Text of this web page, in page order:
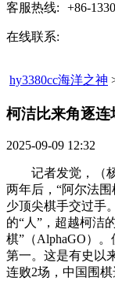
客服热线: +86-
在线联系:
hy3380cc海洋之神
柯洁比来角逐连
2025-09-09 12:32
记者发觉，（杨
两年后，“阿尔法
少顶尖棋手交过手
的“人”，超越柯洁
棋”（AlphaGO）
第一。这是有史以
连败2场，中国围